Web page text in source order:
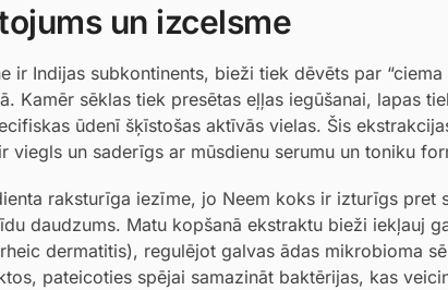
un izcelsme
ir Indijas subkontinents, bieži tiek dēvēts par
Kamēr sēklas tiek presētas eļļas iegūšanai, lapas
ūdenī šķīstošas aktīvās vielas. Šis
viegls un saderīgs ar mūsdienu serumu un toniku
raksturīga iezīme, jo Neem koks ir izturīgs pret
daudzums. Matu kopšanā ekstraktu bieži iekļauj
dermatitis), regulējot galvas ādas mikrobioma
pateicoties spējai samazināt baktērijas, kas